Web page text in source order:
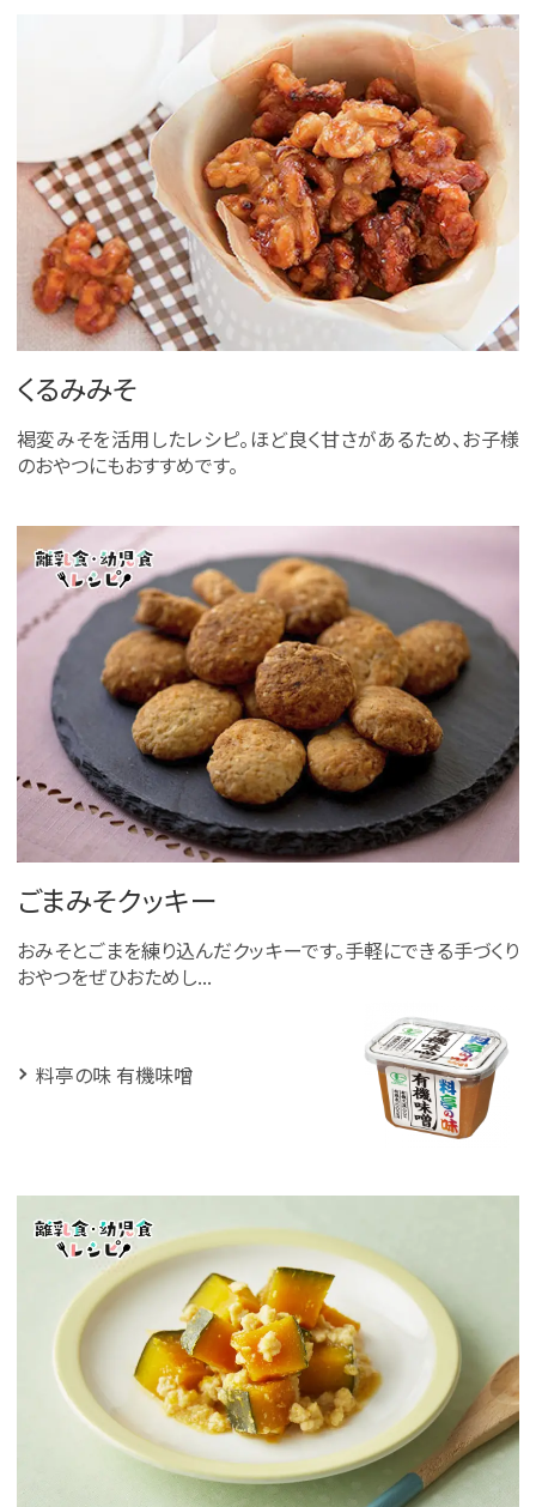
くるみみそ
褐変みそを活用したレシピ。ほど良く甘さがあるため、お子様
のおやつにもおすすめです。
ごまみそクッキー
おみそとごまを練り込んだクッキーです。手軽にできる手づくり
おやつをぜひおためし...
料亭の味 有機味噌